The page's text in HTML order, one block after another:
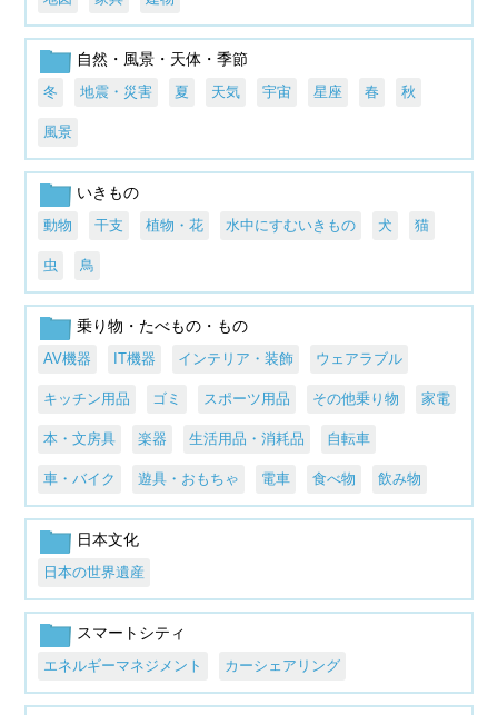
自然・風景・天体・季節
冬 地震・災害 夏 天気 宇宙 星座 春 秋
風景
いきもの
動物 干支 植物・花 水中にすむいきもの 犬 猫
虫 鳥
乗り物・たべもの・もの
AV機器 IT機器 インテリア・装飾 ウェアラブル
キッチン用品 ゴミ スポーツ用品 その他乗り物 家電
本・文房具 楽器 生活用品・消耗品 自転車
車・バイク 遊具・おもちゃ 電車 食べ物 飲み物
日本文化
日本の世界遺産
スマートシティ
エネルギーマネジメント カーシェアリング